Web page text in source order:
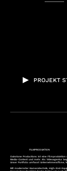
PROJEKT
FILMPRODUKTION
Oakstone Productions ist eine Filmproduktion
Media-Content und mehr. Als Videoagentur
Unser Portfolio umfasst Unternehmensfilme,
Mit modernster Kameratechnik, High-End-